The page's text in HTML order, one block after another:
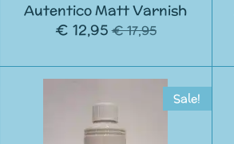
Autentico Matt Varnish
€ 12,95 € 17,95
Sale!